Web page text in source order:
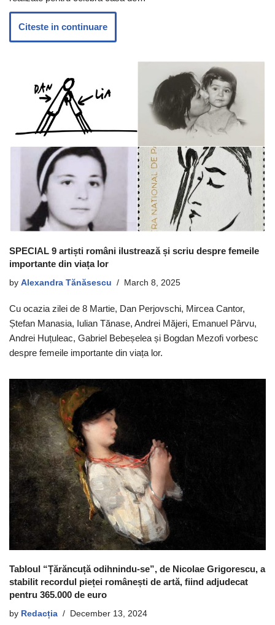
Citeste in continuare
SPECIAL 9 artiști români ilustrează și scriu despre femeile
importante din viața lor
by Alexandra Tănăsescu March 8, 2025
Cu ocazia zilei de 8 Martie, Dan Perjovschi, Mircea Cantor,
Ștefan Manasia, Iulian Tănase, Andrei Măjeri, Emanuel Pârvu,
Andrei Huțuleac, Gabriel Bebeșelea și Bogdan Mezofi vorbesc
despre femeile importante din viața lor.
Tabloul “Țărăncuță odihnindu-se”, de Nicolae Grigorescu, a
stabilit recordul pieței românești de artă, fiind adjudecat
pentru 365.000 de euro
by Redacția December 13, 2024